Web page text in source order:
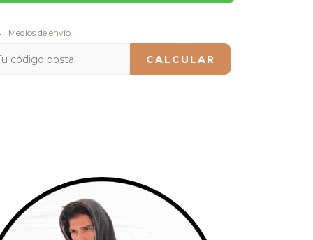
para el CP:
Medios de envío
CALCULAR